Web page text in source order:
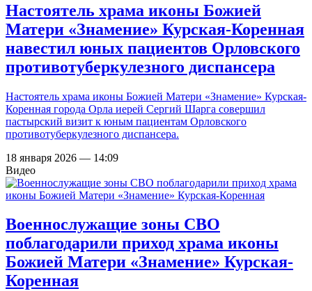
Настоятель храма иконы Божией
Матери «Знамение» Курская-Коренная
навестил юных пациентов Орловского
противотуберкулезного диспансера
Настоятель храма иконы Божией Матери «Знамение» Курская-
Коренная города Орла иерей Сергий Шарга совершил
пастырский визит к юным пациентам Орловского
противотуберкулезного диспансера.
18 января 2026 — 14:09
Видео
Военнослужащие зоны СВО
поблагодарили приход храма иконы
Божией Матери «Знамение» Курская-
Коренная